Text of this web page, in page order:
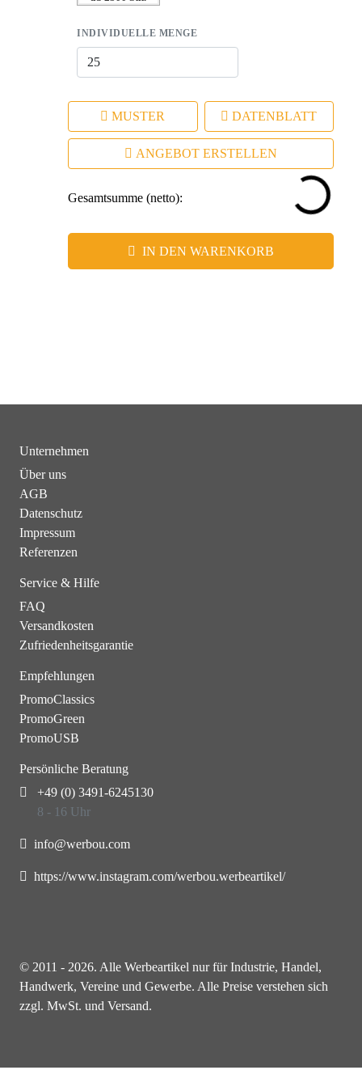
INDIVIDUELLE MENGE
MUSTER DATENBLATT
ANGEBOT ERSTELLEN
Gesamtsumme (netto):
IN DEN WARENKORB
Unternehmen
Über uns
AGB
Datenschutz
Impressum
Referenzen
Service & Hilfe
FAQ
Versandkosten
Zufriedenheitsgarantie
Empfehlungen
PromoClassics
PromoGreen
PromoUSB
Persönliche Beratung
+49 (0) 3491-6245130
8 - 16 Uhr
info@werbou.com
https://www.instagram.com/werbou.werbeartikel/
© 2011 - 2026. Alle Werbeartikel nur für Industrie, Handel,
Handwerk, Vereine und Gewerbe. Alle Preise verstehen sich
zzgl. MwSt. und Versand.